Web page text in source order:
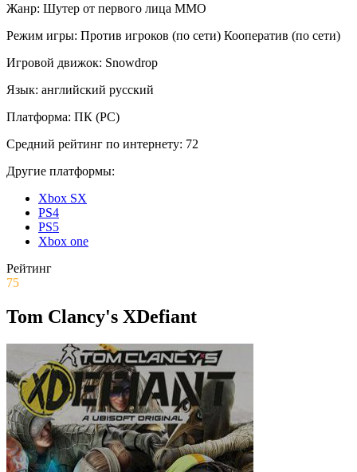
Жанр: Шутер от первого лица ММО
Режим игры: Против игроков (по сети) Кооператив (по сети)
Игровой движок: Snowdrop
Язык: английский русский
Платформа: ПК (PC)
Средний рейтинг по интернету: 72
Другие платформы:
Xbox SX
PS4
PS5
Xbox one
Рейтинг
75
Tom Clancy's XDefiant